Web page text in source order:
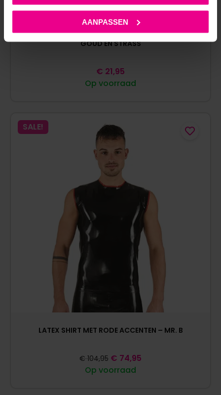
AANPASSEN
COTTELLI COLLECTION – STRING – OPEN KRUIS –
GOUD EN STRASS
Op voorraad
€ 21,95
SALE!
LATEX SHIRT MET RODE ACCENTEN – MR. B
Op voorraad
€ 104,95 € 74,95